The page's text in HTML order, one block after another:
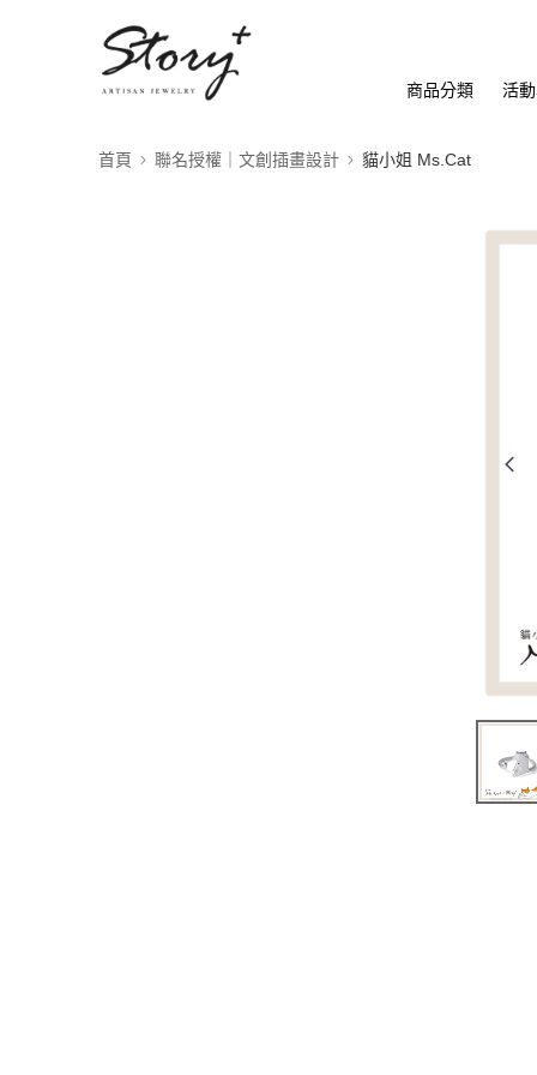
商品分類 活
首頁 聯名授權｜文創插畫設計 貓小姐 Ms.Cat